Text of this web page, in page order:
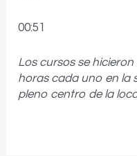
00:51
Los cursos se
horas cada uno en la
pleno centro de la